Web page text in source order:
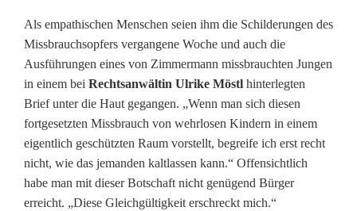
e
x
u
a
l
s
t
Als empathischen Menschen seien ihm die Schilderungen des
Missbrauchsopfers vergangene Woche und auch die
Ausführungen eines von Zimmermann missbrauchten Jungen
in einem bei Rechtsanwältin Ulrike Möstl hinterlegten
Brief unter die Haut gegangen. „Wenn man sich diesen
fortgesetzten Missbrauch von wehrlosen Kindern in einem
eigentlich geschützten Raum vorstellt, begreife ich erst recht
nicht, wie das jemanden kaltlassen kann.“ Offensichtlich
habe man mit dieser Botschaft nicht genügend Bürger
erreicht. „Diese Gleichgültigkeit erschreckt mich.“